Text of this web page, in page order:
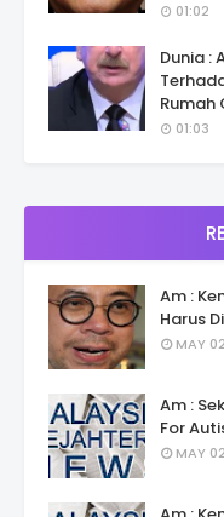
01:02
Dunia :
Rumah
01:03
Am :
Harus
MAY
Am :
For
MAY